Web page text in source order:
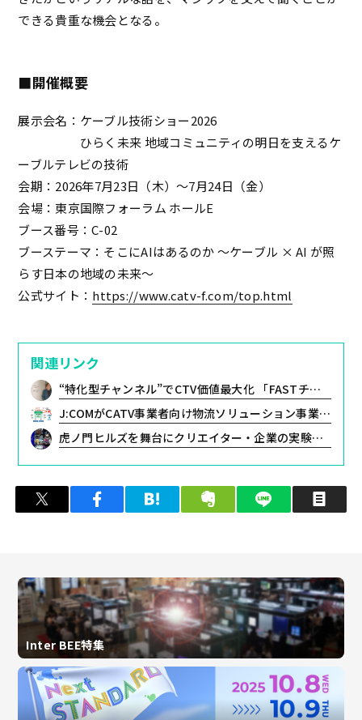
できる貴重な機会となる。
■開催概要
展示会名：ケーブル技術ショー2026
ひらく未来 地域コミュニティの明日を支えるケ
ーブルテレビの技術
会期：2026年7月23日（木）～7月24日（金）
会場：東京国際フォーラム ホールE
ブース番号：C-02
ブーステーマ：そこにAIはあるのか 〜ケーブル × AI が照
らす日本の地域の未来〜
公式サイト： https://www.catv-f.com/top.html
関連リンク
“特化型チャンネル”でCTV価値最大化 「FASTチャンネル」が掘り起こす視聴ニーズ
J:COMがCATV事業者向け物流ソリューション事業に参入 機器の保管・配送・回収・端末再生を一元管理し業務効率化を支援
虎ノ門ヒルズを舞台にクリエイター・企業の実験的なプロダクトやアートが集う新たな祭典「TOKYO PROTOTYPE」出展者決定
ツイート シェア はてブ クリップ LINEで送る
Inter BEE特集